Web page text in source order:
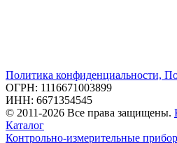
Политика конфиденциальности,
ОГРН: 1116671003899
ИНН: 6671354545
© 2011-2026 Все права защищены.
Каталог
Контрольно-измерительные